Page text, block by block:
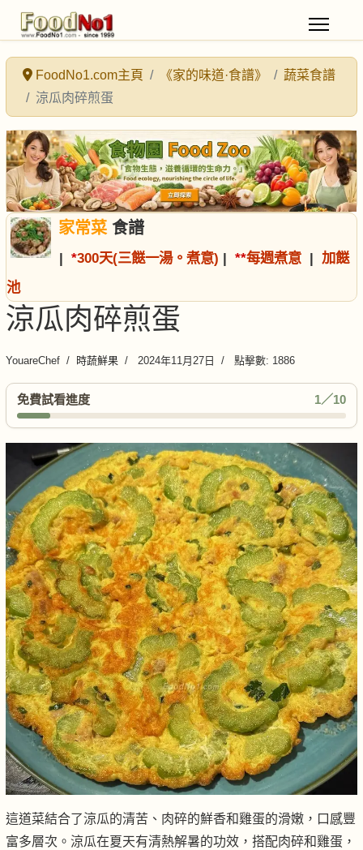
FoodNo1.com主頁 《家的味道·食譜》
蔬菜食譜
涼瓜肉碎煎蛋
家常菜食譜
| *300天(三餸一湯。煮意) | **每週煮意 | 加餸
池
涼瓜肉碎煎蛋
YouareChef 時蔬鮮果 2024年11月27日 點擊數: 1886
免費試看進度 1／10
這道菜結合了涼瓜的清苦、肉碎的鮮香和雞蛋的滑嫩，口感豐
富多層次。涼瓜在夏天有清熱解暑的功效，搭配肉碎和雞蛋，